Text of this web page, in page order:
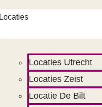
Locaties
Locaties Utrecht
Locaties Zeist
Locatie De Bilt